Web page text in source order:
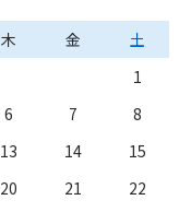
木 金
土
1
6 7
8
13 14
15
20 21
22